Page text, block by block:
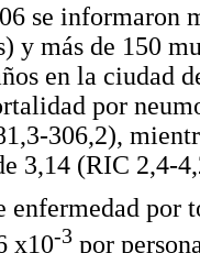
se informaron
y más de 150
en la ciudad
por
306,2),
3,14 (RIC 2,4-
por
x10-3 por